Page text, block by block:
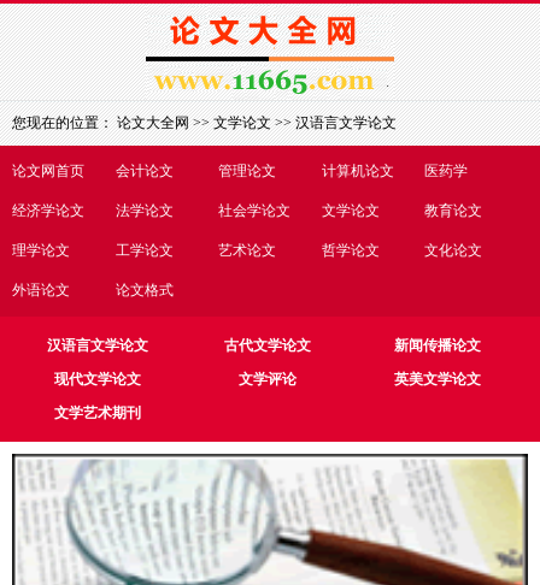
论文网首页 会计论文 管理论文 计算机论文 医药学
经济学论文 法学论文 社会学论文 文学论文 教育论文
理学论文 工学论文 艺术论文 哲学论文 文化论文
外语论文 论文格式
您现在的位置：论文大全网>>文学论文>>汉语言文学论文
汉语言文学论文 古代文学论文
新闻传播论文
现代文学论文
文学评论
英美文学论文
文学艺术期刊